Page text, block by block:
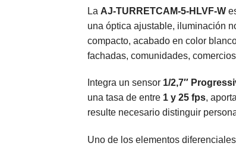
La AJ-TURRETCAM-5-HLVF-W
una óptica ajustable, iluminación
compacto, acabado en color
fachadas, comunidades,
Integra un sensor 1/2,7″
una tasa de entre 1 y 25 fps,
resulte necesario distinguir
Uno de los elementos